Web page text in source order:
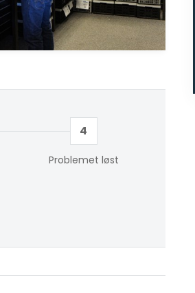
4
Problemet løst